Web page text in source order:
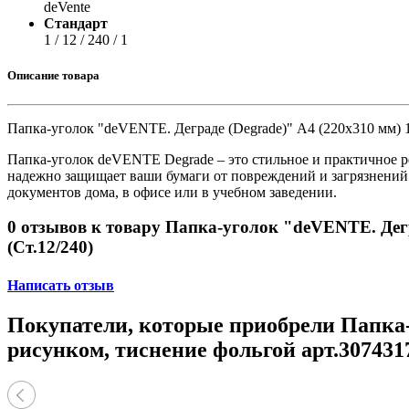
deVente
Стандарт
1 / 12 / 240 / 1
Описание товара
Папка-уголок "deVENTE. Деграде (Degrade)" A4 (220x310 мм)
Папка-уголок deVENTE Degrade – это стильное и
надежно защищает ваши бумаги от повреждений и
документов дома, в офисе или в учебном заведении.
0 отзывов к товару Папка-уголок "deVENTE.
(Ст.12/240)
Написать отзыв
Покупатели, которые приобрели
рисунком, тиснение фольгой